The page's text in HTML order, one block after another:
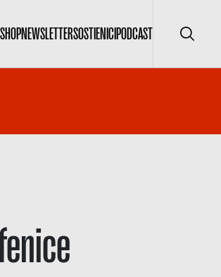
SHOPNEWSLETTERSOSTIENICIPODCAST Cerca